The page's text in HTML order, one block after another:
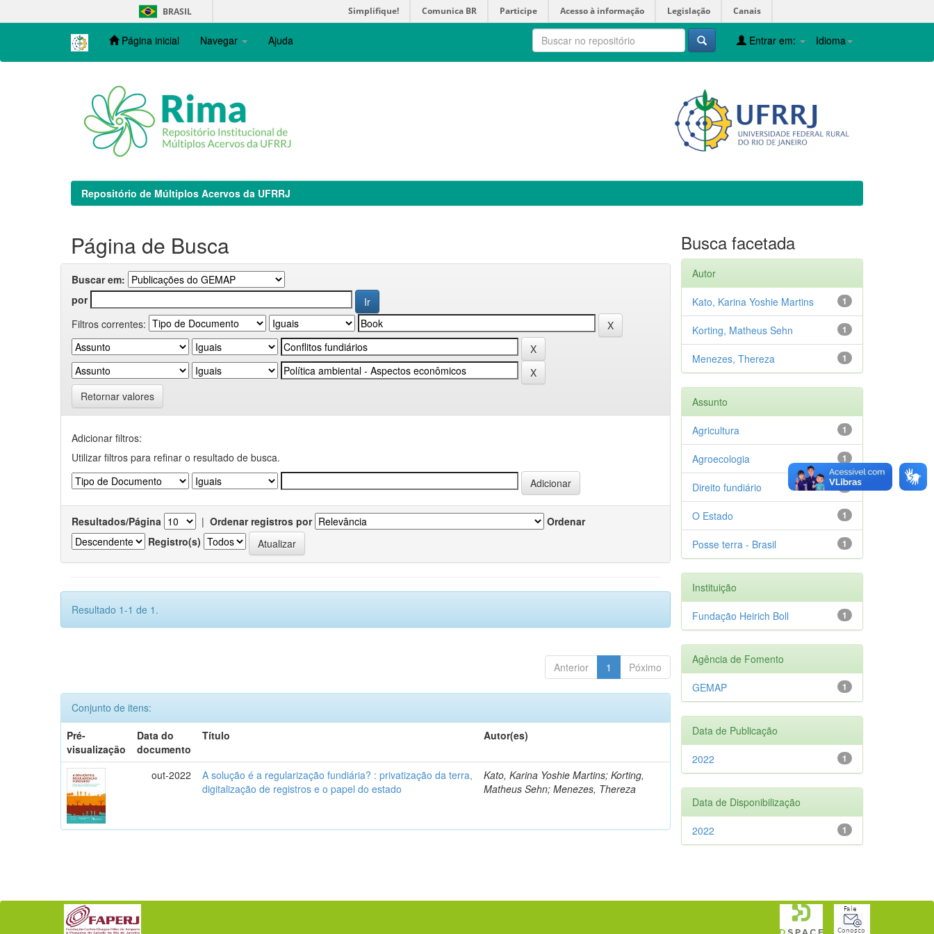
navigation
BRASIL Simplifique! Comunica BR Participe Acesso à informação Legislação Canais
Página inicial Navegar Ajuda Idioma
Entrar em:
Repositório de Múltiplos Acervos da UFRRJ
Página de Busca
Buscar em:
por
Filtros correntes:
Retornar valores
Adicionar filtros:
Utilizar filtros para refinar o resultado de busca.
Resultados/Página | Ordenar registros por
Ordenar
Registro(s)
Resultado 1-1 de 1.
Anterior 1 Póximo
Conjunto de itens:
Pré-
visualização
Data do
documento
Título Autor(es)
out-2022
A solução é a regularização fundiária? : privatização da terra,
digitalização de registros e o papel do estado
Kato, Karina Yoshie Martins; Korting,
Matheus Sehn; Menezes, Thereza
Busca facetada
Autor
1
Kato, Karina Yoshie Martins
1
Korting, Matheus Sehn
1
Menezes, Thereza
Assunto
1
Agricultura
1
Agroecologia
1
Direito fundiário
1
O Estado
1
Posse terra - Brasil
Instituição
1
Fundação Heirich Boll
Agência de Fomento
1
GEMAP
Data de Publicação
1
2022
Data de Disponibilização
1
2022